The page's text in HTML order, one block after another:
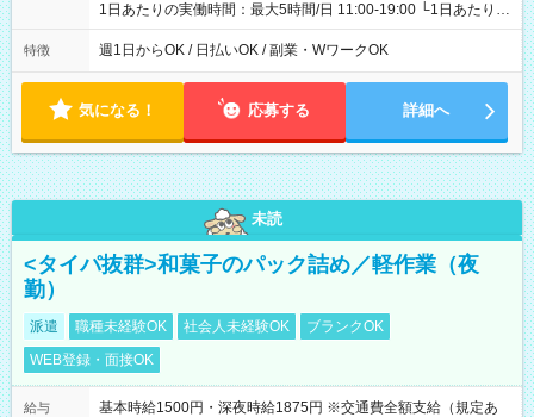
1日あたりの実働時間：最大5時間/日 11:00-19:00 └1日あたりの
実働時間：1-5時間 └上記の時間帯内であれば、いつでも勤務可
能！ └平日・土曜日の中で、お好きな曜日でご勤務いただけま
18:00 などのように、自由な働き方が可能なお仕事です！
特徴 週1日からOK / 日払いOK / 副業・WワークOK
気になる！ 応募する 詳細へ
未読
<タイパ抜群>和菓子のパック詰め／軽作業（夜
勤）
派遣 職種未経験OK 社会人未経験OK
ブランクOK
WEB登録・面接OK
給与
基本時給1500円・深夜時給1875円 ※交通費全額支給（規定あ